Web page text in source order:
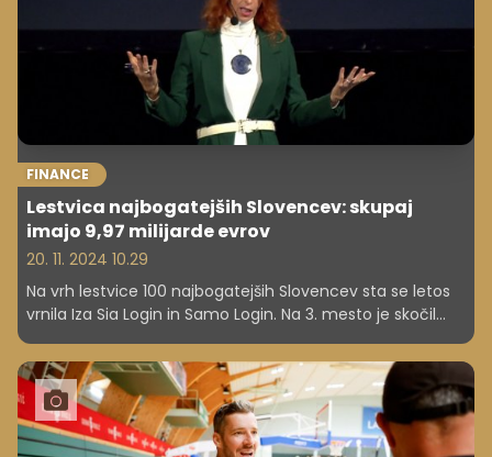
FINANCE
Lestvica najbogatejših Slovencev: skupaj
imajo 9,97 milijarde evrov
20. 11. 2024 10.29
Na vrh lestvice 100 najbogatejših Slovencev sta se letos
vrnila Iza Sia Login in Samo Login. Na 3. mesto je skočil
Jure Knez, družina Lah, lani 1., je zdrsnila na 6. mesto.
Skupno premoženje stoterice se je povečalo za 14
odstotkov na 9,97 milijarde evrov, kar je nova najvišja
vrednost doslej.